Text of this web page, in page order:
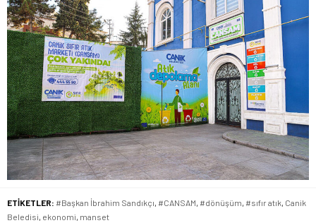
ETİKETLER: #Başkan İbrahim Sandıkçı, #CANSAM, #dönüşüm, #sıfır atık, Canik
Beledisi, ekonomi, manset